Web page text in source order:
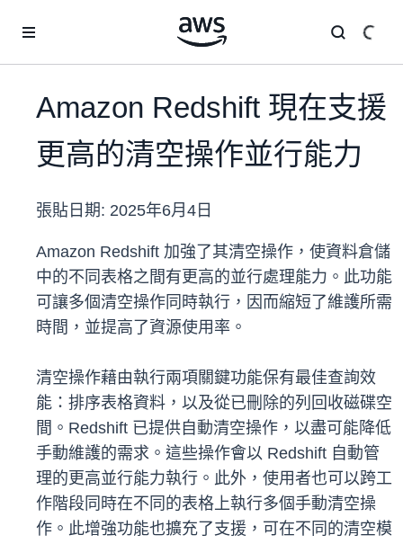
Amazon Redshift 現在支援
更高的清空操作並行能力
張貼日期: 2025年6月4日
Amazon Redshift 加強了其清空操作，使資料倉儲
中的不同表格之間有更高的並行處理能力。此功能
可讓多個清空操作同時執行，因而縮短了維護所需
時間，並提高了資源使用率。
清空操作藉由執行兩項關鍵功能保有最佳查詢效
能：排序表格資料，以及從已刪除的列回收磁碟空
間。Redshift 已提供自動清空操作，以盡可能降低
手動維護的需求。這些操作會以 Redshift 自動管
理的更高並行能力執行。此外，使用者也可以跨工
作階段同時在不同的表格上執行多個手動清空操
作。此增強功能也擴充了支援，可在不同的清空模